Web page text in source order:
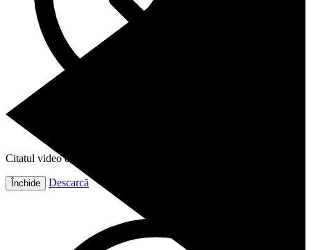
Citatul video este gata!
Închide Descarcă